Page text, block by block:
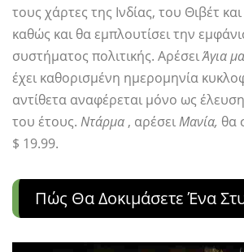
τους χάρτες της Ινδίας, του Θιβέτ
καθώς και θα εμπλουτίσει την
συστήματος πολιτικής. ΑρέσειΆγια
έχει καθορισμένη ημερομηνία
αντίθετα αναφέρεται μόνο ως
του έτους. Ντάρμα , αρέσειΜανία, θα
$ 19.99.
Πώς Θα Δοκιμάσετε Ένα